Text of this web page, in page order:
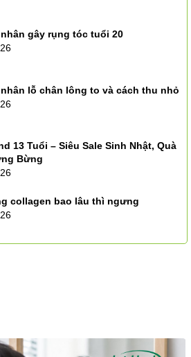
gây rụng tóc tuổi 20
lỗ chân lông to và cách thu nhỏ
13 Tuổi – Siêu Sale Sinh Nhật, Quà
Bừng
collagen bao lâu thì ngưng